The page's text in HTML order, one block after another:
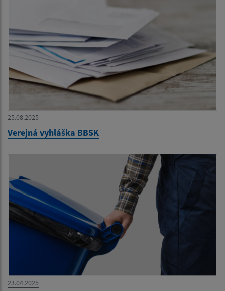
25.08.2025
Verejná vyhláška BBSK
23.04.2025